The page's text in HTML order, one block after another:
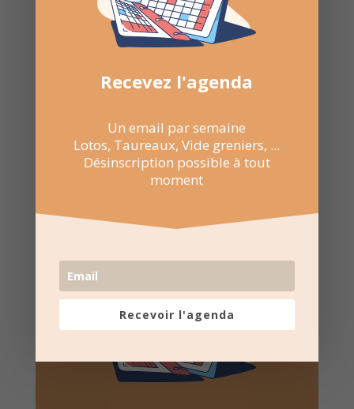
 LES
PROCHAINES
DATES
pour recevoir un résumé
une fois par semaine.
Recevez l'agenda
Un email par semaine
Lotos, Taureaux, Vide greniers, ...
Désinscription possible à tout
moment
Recevoir l'agenda